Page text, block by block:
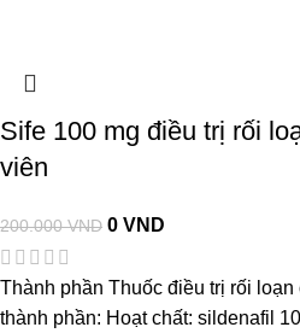
Sife 100 mg điều trị rối
viên
200.000VND 0VND
Thành phần Thuốc điều trị rối
thành phần: Hoạt chất: sildenafil